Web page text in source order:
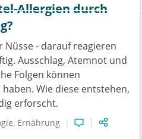
Allergien durch
Nüsse - darauf reagieren
Ausschlag, Atemnot und
Folgen können
Wie diese entstehen,
erforscht.
Ernährung